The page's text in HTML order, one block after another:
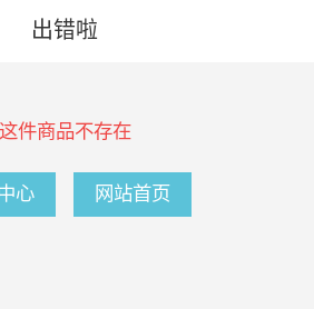
出错啦
这件商品不存在
心 网站首页